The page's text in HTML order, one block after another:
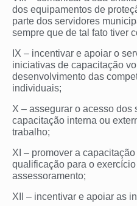
dos equipamentos de
parte dos servidores
sempre que de tal fato tiver
IX – incentivar e apoiar o
iniciativas de capacitação
desenvolvimento das
individuais;
X – assegurar o acesso dos
capacitação interna ou
trabalho;
XI – promover a
qualificação para o
assessoramento;
XII – incentivar e apoiar as